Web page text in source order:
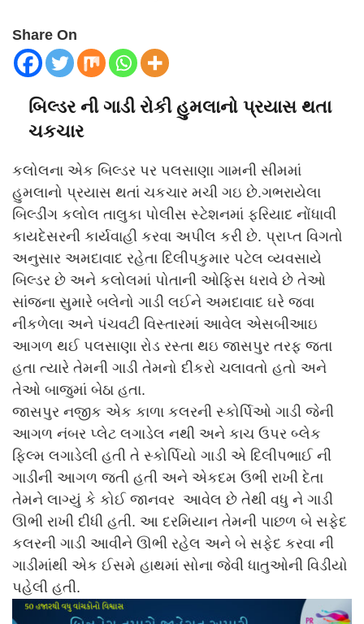
Share On
બિલ્ડર ની ગાડી રોકી હુમલાનો પ્રયાસ થતા
ચકચાર
કલોલના એક બિલ્ડર પર પલસાણા ગામની સીમમાં
હુમલાનો પ્રયાસ થતાં ચકચાર મચી ગઇ છે.ગભરાયેલા
બિલ્ડીંગ કલોલ તાલુકા પોલીસ સ્ટેશનમાં ફરિયાદ નોંધાવી
કાયદેસરની કાર્યવાહી કરવા અપીલ કરી છે. પ્રાપ્ત વિગતો
અનુસાર અમદાવાદ રહેતા દિલીપકુમાર પટેલ વ્યવસાયે
બિલ્ડર છે અને કલોલમાં પોતાની ઓફિસ ધરાવે છે તેઓ
સાંજના સુમારે બલેનો ગાડી લઈને અમદાવાદ ઘરે જવા
નીકળેલા અને પંચવટી વિસ્તારમાં આવેલ એસબીઆઇ
આગળ થઈ પલસાણા રોડ રસ્તા થઇ જાસપુર તરફ જતા
હતા ત્યારે તેમની ગાડી તેમનો દીકરો ચલાવતો હતો અને
તેઓ બાજુમાં બેઠા હતા.
જાસપુર નજીક એક કાળા કલરની સ્કોર્પિઓ ગાડી જેની
આગળ નંબર પ્લેટ લગાડેલ નથી અને કાચ ઉપર બ્લેક
ફિલ્મ લગાડેલી હતી તે સ્કોર્પિયો ગાડી એ દિલીપભાઈ ની
ગાડીની આગળ જતી હતી અને એકદમ ઉભી રાખી દેતા
તેમને લાગ્યું કે કોઈ જાનવર આવેલ છે તેથી વધુ ને ગાડી
ઊભી રાખી દીધી હતી. આ દરમિયાન તેમની પાછળ બે સફેદ
કલરની ગાડી આવીને ઊભી રહેલ અને બે સફેદ કરવા ની
ગાડીમાંથી એક ઈસમે હાથમાં સોના જેવી ધાતુઓની વિડીયો
પહેલી હતી.